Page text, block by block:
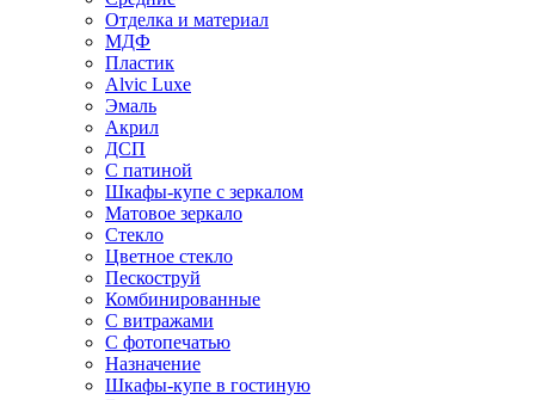
Отделка и материал
МДФ
Пластик
Alvic Luxe
Эмаль
Акрил
ДСП
С патиной
Шкафы-купе с зеркалом
Матовое зеркало
Стекло
Цветное стекло
Пескоструй
Комбинированные
С витражами
С фотопечатью
Назначение
Шкафы-купе в гостиную